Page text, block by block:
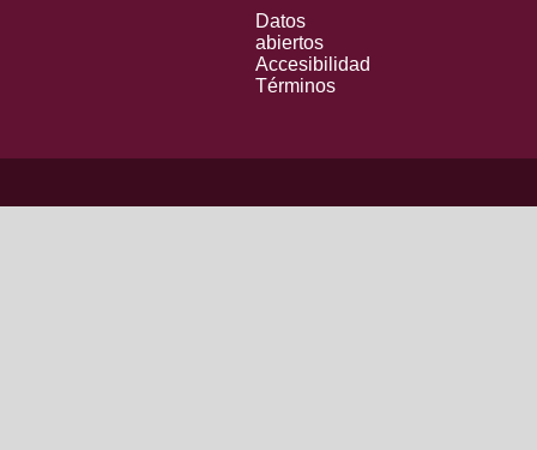
Datos
abiertos
Accesibilidad
Términos